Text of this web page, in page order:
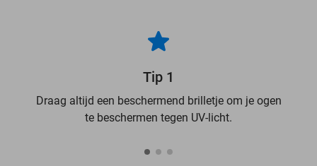
Tip 1
Draag altijd een beschermend brilletje om je ogen
te beschermen tegen UV-licht.